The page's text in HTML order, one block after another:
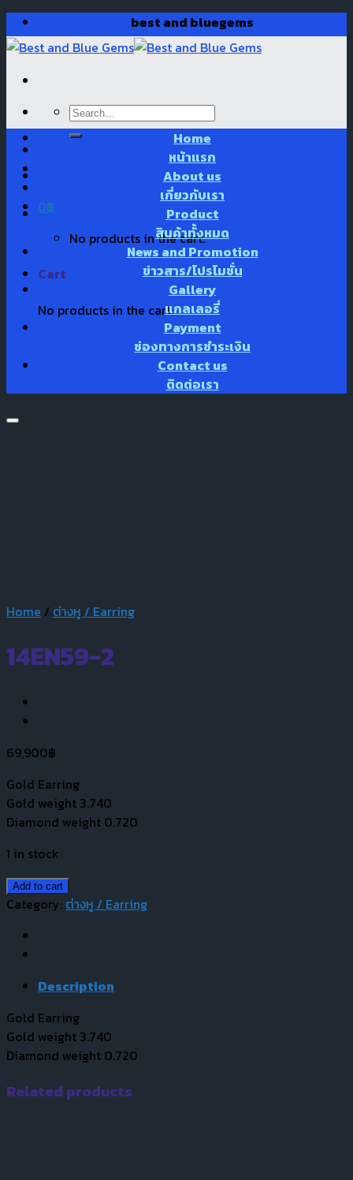
Skip
to
content
best and bluegems
Search
for:
0฿
No products in the cart.
Cart
No products in the cart.
Home
หน้าแรก
About us
เกี่ยวกับเรา
Product
สินค้าทั้งหมด
News and Promotion
ข่าวสาร/โปรโมชั่น
Gallery
แกลเลอรี่
Payment
ช่องทางการชำระเงิน
Contact us
ติดต่อเรา
Home / ต่างหู / Earring
14EN59-2
69,900฿
Gold Earring
Gold weight 3.740
Diamond weight 0.720
1 in stock
Add to cart
Category: ต่างหู / Earring
Description
Gold Earring
Gold weight 3.740
Diamond weight 0.720
Related products